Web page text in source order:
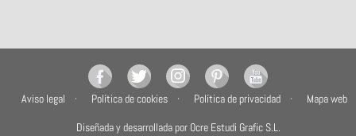
Aviso legal Política de cookies Política de privacidad
Mapa web
Diseñada y desarrollada por Ocre Estudi Grafic S.L.